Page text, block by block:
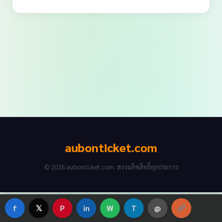
aubonticket.com
© 2026 aubonticket.com. สงวนลิขสิทธิ์ทุกประการ
f 𝕏 P in W T @